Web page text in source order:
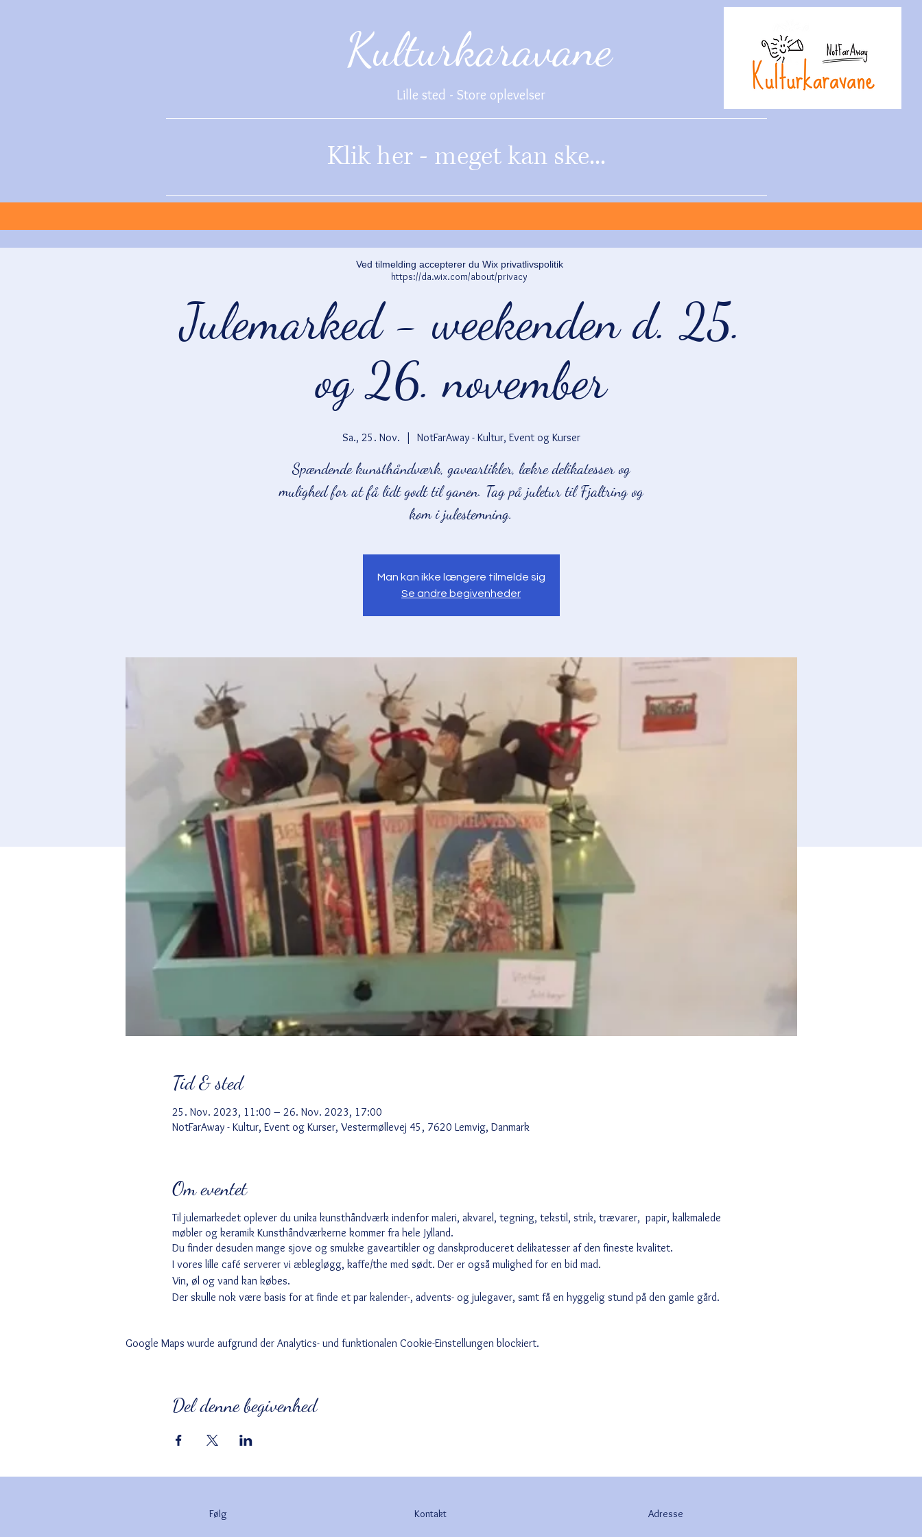
Kulturkaravane
Lille sted - Store oplevelser
Klik her - meget kan ske...
Julemarked - weekenden d. 25.
og 26. november
Sa., 25. Nov.
  |
NotFarAway - Kultur, Event og Kurser
Spændende kunsthåndværk, gaveartikler, lækre delikatesser og
mulighed for at få lidt godt til ganen. Tag på juletur til Fjaltring og
kom i julestemning.
Man kan ikke længere tilmelde sig
Se andre begivenheder
Tid & sted
25. Nov. 2023, 11:00 – 26. Nov. 2023, 17:00
NotFarAway - Kultur, Event og Kurser, Vestermøllevej 45, 7620 Lemvig, Danmark
Om eventet
Til julemarkedet oplever du unika kunsthåndværk indenfor maleri, akvarel, tegning, tekstil, strik, trævarer, papir, kalkmalede
møbler og keramik Kunsthåndværkerne kommer fra hele Jylland.
Du finder desuden mange sjove og smukke gaveartikler og danskproduceret delikatesser af den fineste kvalitet.
I vores lille café serverer vi æblegløgg, kaffe/the med sødt. Der er også mulighed for en bid mad.
Vin, øl og vand kan købes.
Der skulle nok være basis for at finde et par kalender-, advents- og julegaver, samt få en hyggelig stund på den gamle gård.
Google Maps wurde aufgrund der Analytics- und funktionalen Cookie-Einstellungen blockiert.
Del denne begivenhed
Ved tilmelding accepterer du Wix privatlivspolitik
https://da.wix.com/about/privacy
Følg Kontakt Adresse